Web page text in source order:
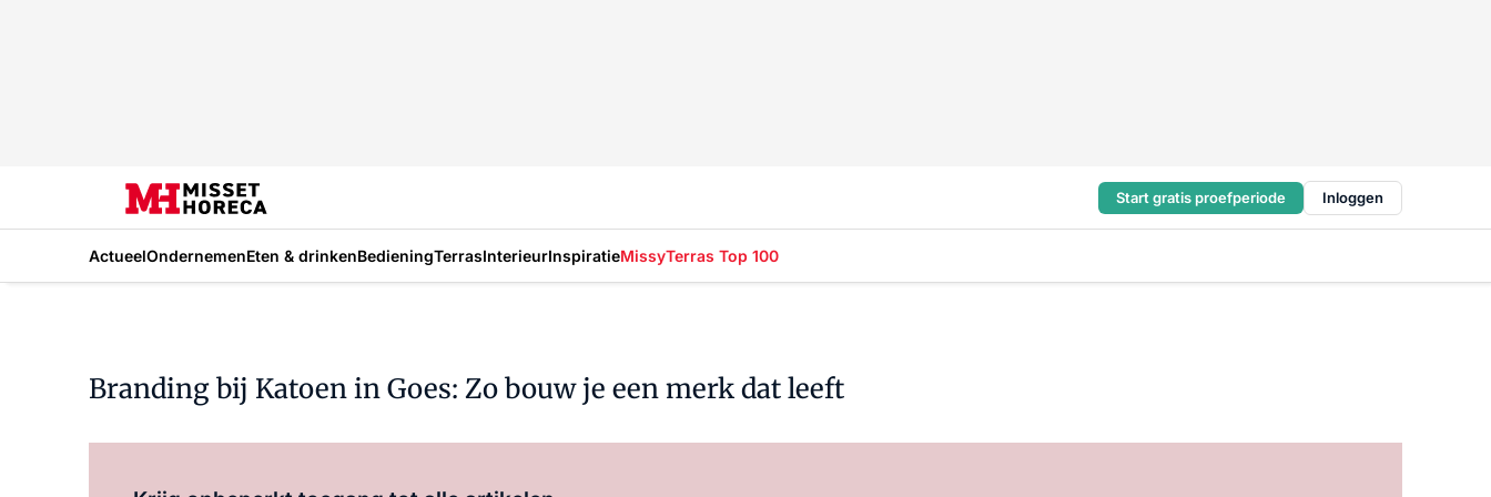
Start gratis proefperiode Inloggen
ActueelOndernemenEten & drinkenBedieningTerrasInterieurInspiratieMissyTerras Top 100
Branding bij Katoen in Goes: Zo bouw je een merk dat leeft